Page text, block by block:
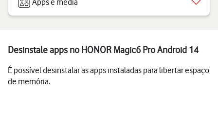
Apps e media
Desinstale apps no HONOR Magic6 Pro Android 14
É possível desinstalar as apps instaladas para libertar espaço
de memória.